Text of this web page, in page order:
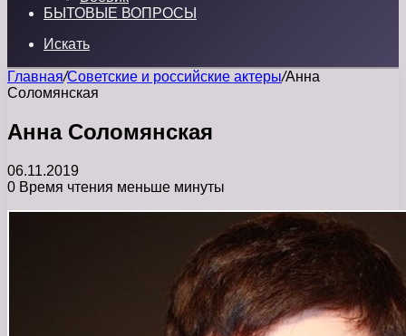
БЫТОВЫЕ ВОПРОСЫ
Искать
Главная/Советские и российские актеры/Анна
Соломянская
Анна Соломянская
06.11.2019
0 Время чтения меньше минуты